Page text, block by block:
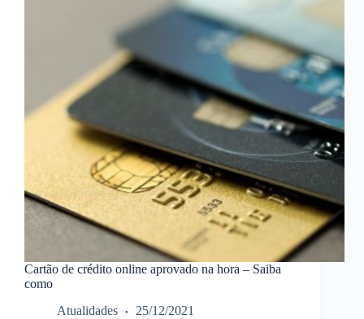
Cartão de crédito online aprovado na hora – Saiba
como
Atualidades
25/12/2021